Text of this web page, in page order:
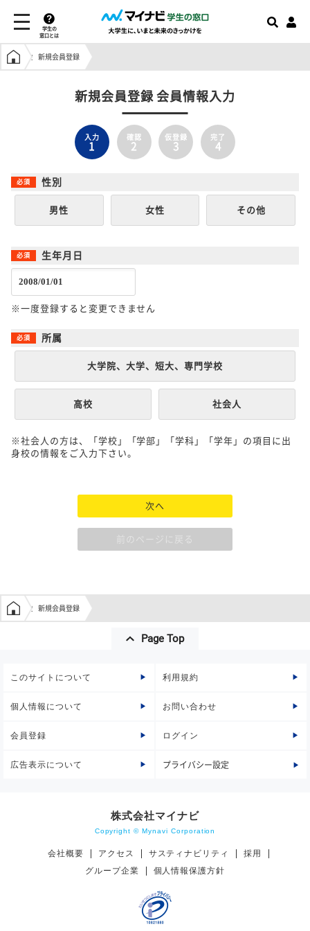
学生の
窓口とは
学生の窓口トップ
新規会員登録
新規会員登録 会員情報入力
入力
1
確認
2
仮登録
3
完了
4
性別
男性 女性 その他
生年月日
※一度登録すると変更できません
所属
大学院、大学、短大、専門学校
高校 社会人
※社会人の方は、「学校」「学部」「学科」「学年」の項目に出
身校の情報をご入力下さい。
次へ
前のページに戻る
学生の窓口トップ
新規会員登録
Page Top
このサイトについて 利用規約
個人情報について お問い合わせ
会員登録 ログイン
広告表示について プライバシー設定
株式会社マイナビ
Copyright © Mynavi Corporation
会社概要 アクセス サスティナビリティ
採用
グループ企業
個人情報保護方針